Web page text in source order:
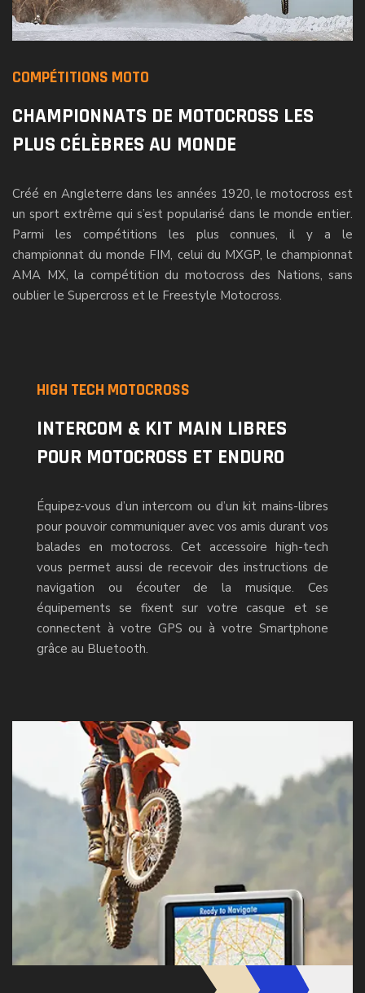
COMPÉTITIONS MOTO
CHAMPIONNATS DE MOTOCROSS LES
PLUS CÉLÈBRES AU MONDE
Créé en Angleterre dans les années 1920, le motocross est
un sport extrême qui s’est popularisé dans le monde entier.
Parmi les compétitions les plus connues, il y a le
championnat du monde FIM, celui du MXGP, le championnat
AMA MX, la compétition du motocross des Nations, sans
oublier le Supercross et le Freestyle Motocross.
HIGH TECH MOTOCROSS
INTERCOM & KIT MAIN LIBRES
POUR MOTOCROSS ET ENDURO
Équipez-vous d’un intercom ou d’un kit mains-libres
pour pouvoir communiquer avec vos amis durant vos
balades en motocross. Cet accessoire high-tech
vous permet aussi de recevoir des instructions de
navigation ou écouter de la musique. Ces
équipements se fixent sur votre casque et se
connectent à votre GPS ou à votre Smartphone
grâce au Bluetooth.